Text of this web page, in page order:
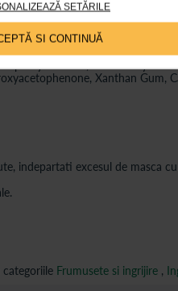
SETĂRILE
SI CONTINUĂ
Seed Oil*, Aqua/Water/
Miel, Butyrospermum Parkii
Acetate, Sodium
Xanthan Gum,
indepartati excesul de masca
Frumusete si ingrijire ,